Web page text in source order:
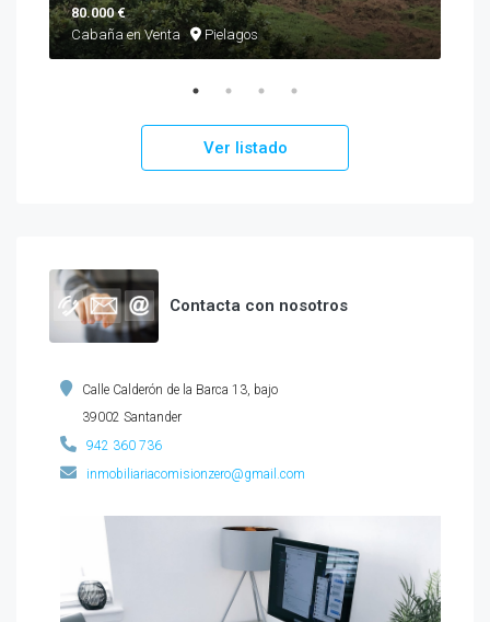
80.000 €
Cabaña en Venta
Pielagos
Ver listado
Contacta con nosotros
Calle Calderón de la Barca 13, bajo
39002 Santander
942 360 736
inmobiliariacomisionzero@gmail.com